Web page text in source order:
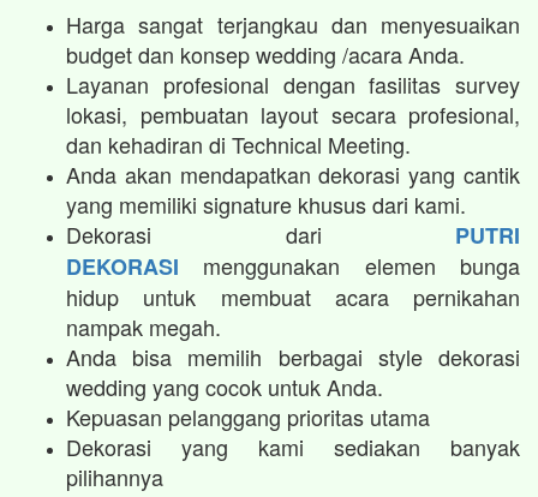
Harga sangat terjangkau dan menyesuaikan
budget dan konsep wedding /acara Anda.
Layanan profesional dengan fasilitas survey
lokasi, pembuatan layout secara profesional,
dan kehadiran di Technical Meeting.
Anda akan mendapatkan dekorasi yang cantik
yang memiliki signature khusus dari kami.
Dekorasi dari PUTRI
DEKORASI menggunakan elemen bunga
hidup untuk membuat acara pernikahan
nampak megah.​
Anda bisa memilih berbagai style dekorasi
wedding yang cocok untuk Anda.
Kepuasan pelanggang prioritas utama
Dekorasi yang kami sediakan banyak
pilihannya